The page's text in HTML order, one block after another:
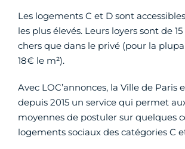
Les logements C et D sont
les plus élevés. Leurs loyers sont de
chers que dans le privé (pour la
18€ le m²).
Avec LOC’annonces, la Ville de Paris
depuis 2015 un service qui permet
moyennes de postuler sur quelques
logements sociaux des catégories C